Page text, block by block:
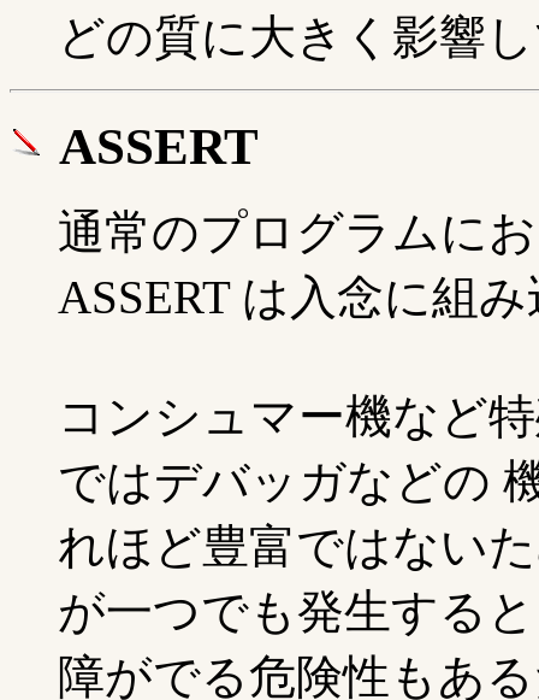
どの質に大きく影響
ASSERT
通常のプログラムに
ASSERT は入念に組
コンシュマー機など
ではデバッガなどの
れほど豊富ではない
が一つでも発生する
障がでる危険性もあ